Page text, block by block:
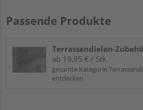
Passende Produkte
Terrassendielen-
ab 19,95 € / Stk.
gesamte Kategorie
entdecken